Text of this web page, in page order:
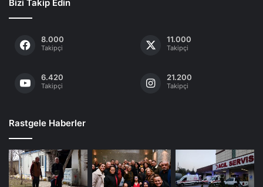
Bizi Takip Edin
8.000
Takipçi
11.000
Takipçi
6.420
Takipçi
21.200
Takipçi
Rastgele Haberler